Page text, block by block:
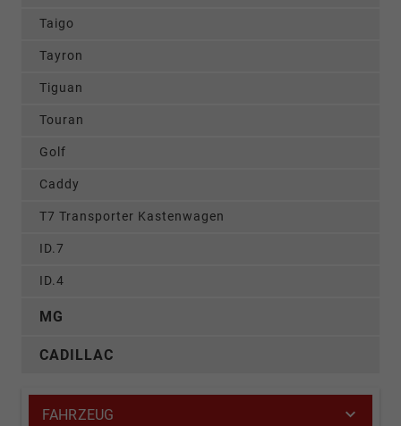
Taigo
Tayron
Tiguan
Touran
Golf
Caddy
T7 Transporter Kastenwagen
ID.7
ID.4
MG
CADILLAC
FAHRZEUG